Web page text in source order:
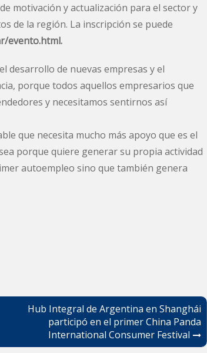
motivación y actualización para el sector y
de la región. La inscripción se puede
evento.html.
desarrollo de nuevas empresas y el
porque todos aquellos empresarios que
y necesitamos sentirnos así
que necesita mucho más apoyo que es el
porque quiere generar su propia actividad
autoempleo sino que también genera
Hub Integral de Argentina en Shanghái
participó en el primer China Panda
International Consumer Festival